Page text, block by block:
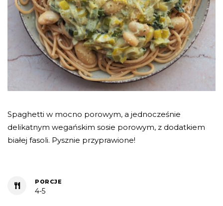
Spaghetti w mocno porowym, a jednocześnie
delikatnym wegańskim sosie porowym, z dodatkiem
białej fasoli. Pysznie przyprawione!
PORCJE
4-5